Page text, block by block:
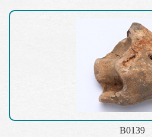
B0139